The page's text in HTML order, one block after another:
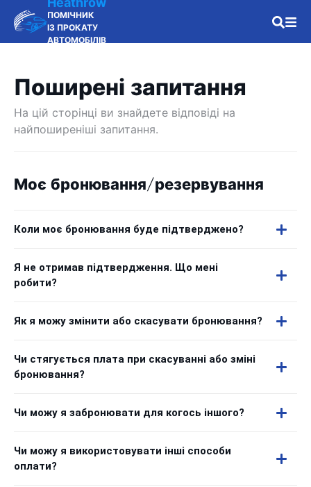
ПОМІЧНИК
ІЗ ПРОКАТУ
АВТОМОБІЛІВ
Поширені запитання
На цій сторінці ви знайдете відповіді на
найпоширеніші запитання.
Моє бронювання/резервування
Коли моє бронювання буде підтверджено?
Я не отримав підтвердження. Що мені
робити?
Як я можу змінити або скасувати бронювання?
Чи стягується плата при скасуванні або зміні
бронювання?
Чи можу я забронювати для когось іншого?
Чи можу я використовувати інші способи
оплати?